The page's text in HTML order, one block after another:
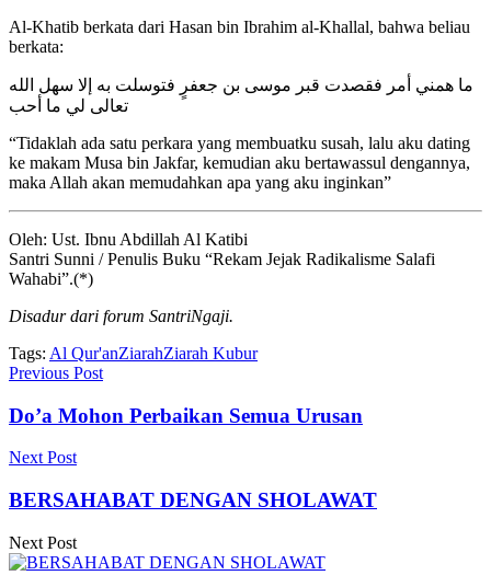
Al-Khatib berkata dari Hasan bin Ibrahim al-Khallal, bahwa beliau
berkata:
ما همني أمر فقصدت قبر موسى بن جعفرٍ فتوسلت به إلا سهل الله
تعالى لي ما أحب
“Tidaklah ada satu perkara yang membuatku susah, lalu aku dating
ke makam Musa bin Jakfar, kemudian aku bertawassul dengannya,
maka Allah akan memudahkan apa yang aku inginkan”
Oleh: Ust. Ibnu Abdillah Al Katibi
Santri Sunni / Penulis Buku “Rekam Jejak Radikalisme Salafi
Wahabi”.(*)
Disadur dari forum SantriNgaji.
Tags: Al Qur'anZiarahZiarah Kubur
Previous Post
Do’a Mohon Perbaikan Semua Urusan
Next Post
BERSAHABAT DENGAN SHOLAWAT
Next Post